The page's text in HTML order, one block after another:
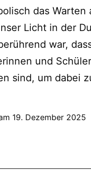
das Warten
Licht in der
war,
und
sind, um dabei
19. Dezember 2025